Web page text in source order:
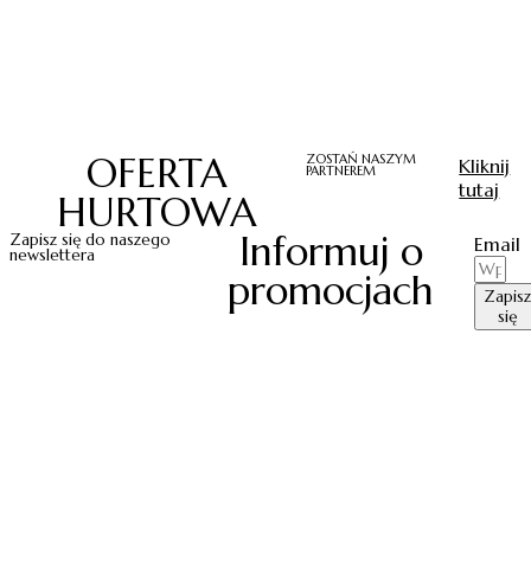
OFERTA
HURTOWA
ZOSTAŃ NASZYM
PARTNEREM
Kliknij
tutaj
Zapisz się do naszego
newslettera
Informuj o
promocjach
Email
Zapisz
się